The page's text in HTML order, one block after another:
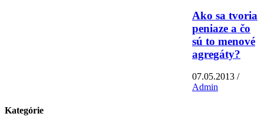
Ako sa tvoria
peniaze a čo
sú to menové
agregáty?
07.05.2013 /
Admin
Kategórie